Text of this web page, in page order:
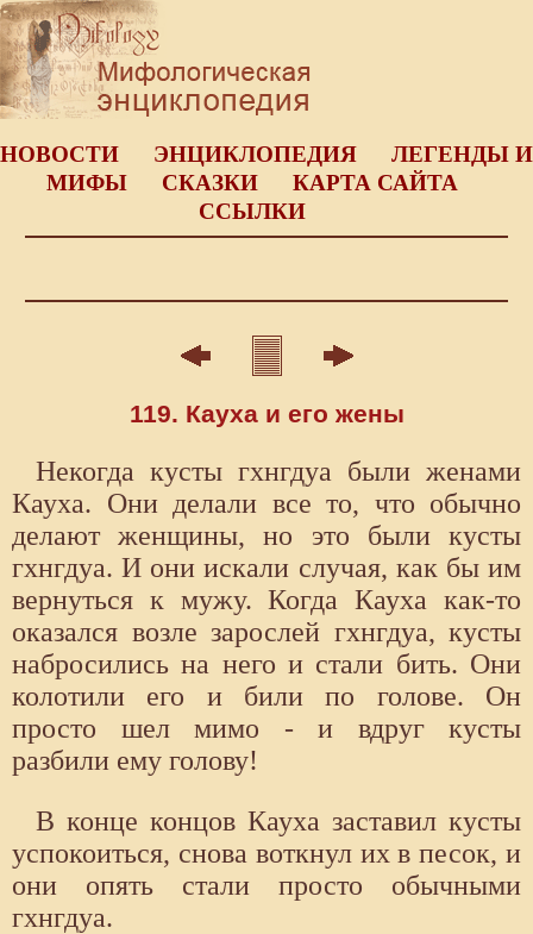
НОВОСТИ ЭНЦИКЛОПЕДИЯ
ЛЕГЕНДЫ И
МИФЫ
СКАЗКИ
КАРТА САЙТА
ССЫЛКИ
119. Кауха и его жены
Некогда кусты гхнгдуа были женами
Кауха. Они делали все то, что обычно
делают женщины, но это были кусты
гхнгдуа. И они искали случая, как бы им
вернуться к мужу. Когда Кауха как-то
оказался возле зарослей гхнгдуа, кусты
набросились на него и стали бить. Они
колотили его и били по голове. Он
просто шел мимо - и вдруг кусты
разбили ему голову!
В конце концов Кауха заставил кусты
успокоиться, снова воткнул их в песок, и
они опять стали просто обычными
гхнгдуа.